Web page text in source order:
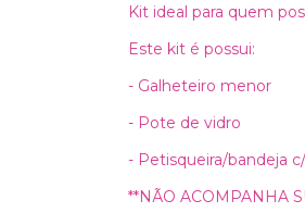
Kit ideal para quem
Este kit é possui:
- Galheteiro menor
- Pote de vidro
- Petisqueira/bandeja
**NÃO ACOMPANHA